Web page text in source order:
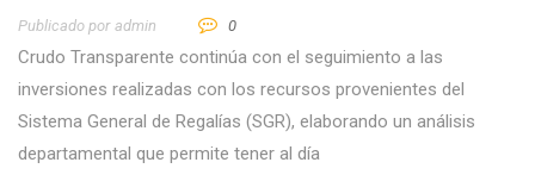
Publicado por Admin 0
Crudo Transparente continúa con el seguimiento a las
inversiones realizadas con los recursos provenientes del
Sistema General de Regalías (SGR), elaborando un análisis
departamental que permite tener al día